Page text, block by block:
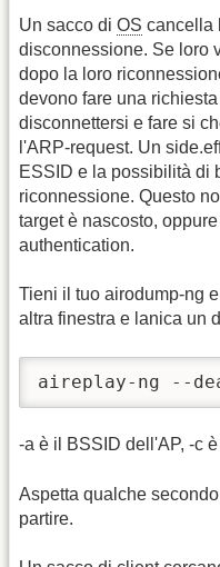
Un sacco di OS cancella
disconnessione. Se loro
dopo la loro
devono fare una
disconnettersi e fare si
l'ARP-request. Un
ESSID e la possibilità di
riconnessione. Questo
target è nascosto,
authentication.
Tieni il tuo airodump-ng
altra finestra e lanica un
aireplay-ng --
-a è il BSSID dell'AP, -c
Aspetta qualche
partire.